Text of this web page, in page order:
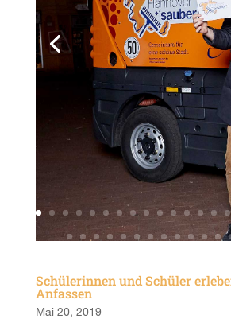
Schülerinnen und Schüler
Anfassen
Mai 20, 2019